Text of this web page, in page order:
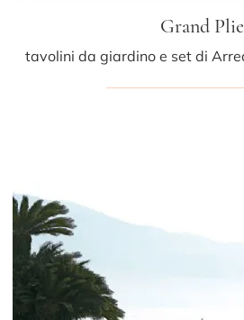
Grand Plie